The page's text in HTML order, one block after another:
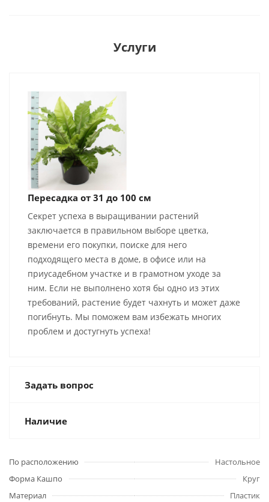
Услуги
Пересадка от 31 до 100 см
Секрет успеха в выращивании растений
заключается в правильном выборе цветка,
времени его покупки, поиске для него
подходящего места в доме, в офисе или на
приусадебном участке и в грамотном уходе за
ним. Если не выполнено хотя бы одно из этих
требований, растение будет чахнуть и может даже
погибнуть. Мы поможем вам избежать многих
проблем и достугнуть успеха!
Задать вопрос
Наличие
По расположению
Настольное
Форма Кашпо
Круг
Материал
Пластик